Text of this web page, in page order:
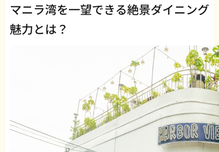
マニラ湾を一望できる絶景ダイニン
魅力とは？